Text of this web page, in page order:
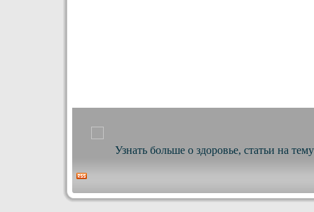
Узнать больше о здоровье, статьи на